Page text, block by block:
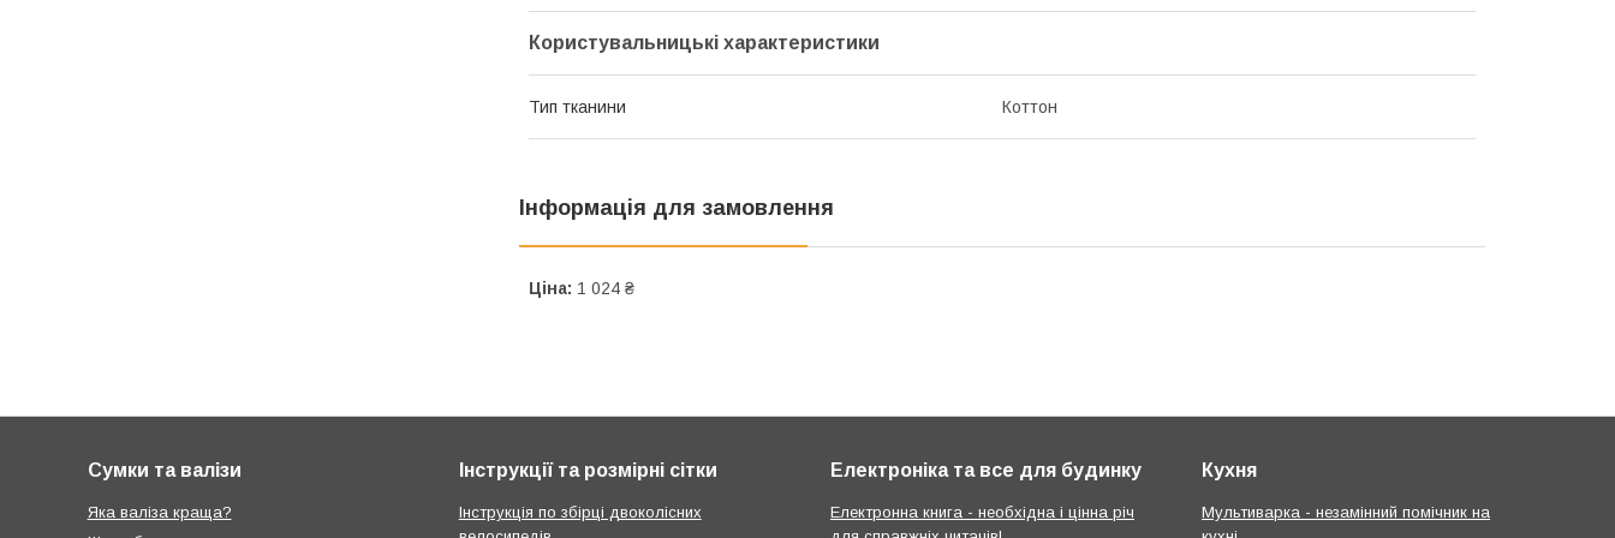
Користувальницькі характеристики
Тип тканини Коттон
Інформація для замовлення
Ціна: 1 024 ₴
Сумки та валізи
Яка валіза краща?
Інструкції та розмірні сітки
Інструкція по збірці двоколісних
Електроніка та все для будинку
Електронна книга - необхідна і цінна річ
Кухня
Мультиварка - незамінний помічник на